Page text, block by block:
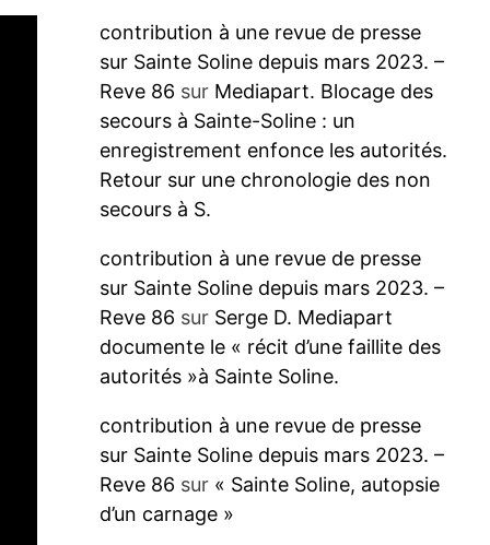
contribution à une revue de presse
sur Sainte Soline depuis mars 2023. –
Reve 86 sur Mediapart. Blocage des
secours à Sainte-Soline : un
enregistrement enfonce les autorités.
Retour sur une chronologie des non
secours à S.
contribution à une revue de presse
sur Sainte Soline depuis mars 2023. –
Reve 86 sur Serge D. Mediapart
documente le « récit d’une faillite des
autorités »à Sainte Soline.
contribution à une revue de presse
sur Sainte Soline depuis mars 2023. –
Reve 86 sur « Sainte Soline, autopsie
d’un carnage »